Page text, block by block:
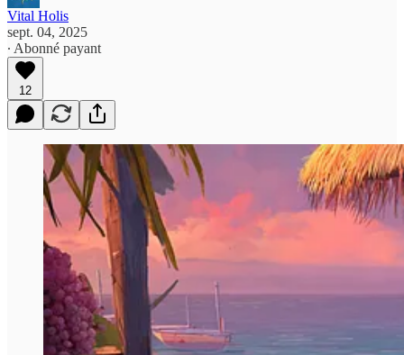
Vital Holis
sept. 04, 2025
∙ Abonné payant
12